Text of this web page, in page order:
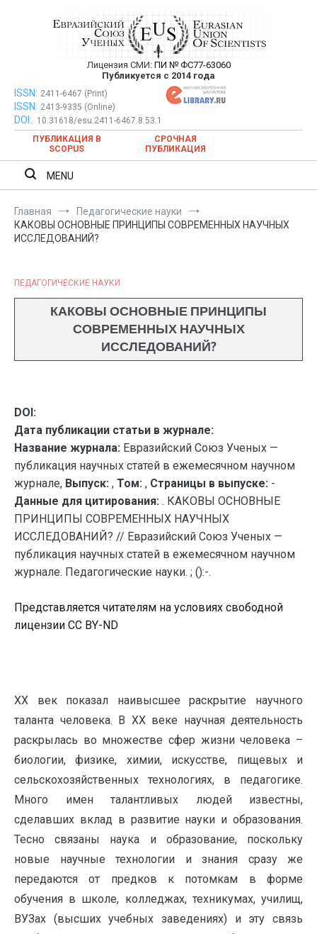
Евразийский Союз Ученых —
публикация научных статей в
ежемесячном научном журнале
Лицензия СМИ: ПИ № ФС77-63060
Публикуется с 2014 года
Евразийский Союз Ученых — публикация научных статей в
ежемесячном научном журнале
ISSN: 2411-6467 (Print)
ISSN: 2413-9335 (Online)
DOI:
10.31618/esu.2411-6467.8.53.1
ПУБЛИКАЦИЯ В
SCOPUS
СРОЧНАЯ
ПУБЛИКАЦИЯ
MENU
Главная
Педагогические науки
КАКОВЫ ОСНОВНЫЕ ПРИНЦИПЫ СОВРЕМЕННЫХ НАУЧНЫХ
ИССЛЕДОВАНИЙ?
ПЕДАГОГИЧЕСКИЕ НАУКИ
КАКОВЫ ОСНОВНЫЕ ПРИНЦИПЫ
СОВРЕМЕННЫХ НАУЧНЫХ
ИССЛЕДОВАНИЙ?
DOI:
Дата публикации статьи в журнале:
Название журнала: Евразийский Союз Ученых —
публикация научных статей в ежемесячном научном
журнале, Выпуск: , Том: , Страницы в выпуске: -
Данные для цитирования: . КАКОВЫ ОСНОВНЫЕ
ПРИНЦИПЫ СОВРЕМЕННЫХ НАУЧНЫХ
ИССЛЕДОВАНИЙ? // Евразийский Союз Ученых —
публикация научных статей в ежемесячном научном
журнале. Педагогические науки. ; ():-.
Представляется читателям на условиях свободной
лицензии CC BY-ND
XX век показал наивысшее раскрытие научного
таланта человека. В XX веке научная деятельность
раскрылась во множестве сфер жизни человека –
биологии, физике, химии, искусстве, пищевых и
сельскохозяйственных технологиях, в педагогике.
Много имен талантливых людей известны,
сделавших вклад в развитие науки и образования.
Тесно связаны наука и образование, поскольку
новые научные технологии и знания сразу же
передаются от предков к потомкам в форме
обучения в школе, колледжах, техникумах, училищ,
ВУЗах (высших учебных заведениях) и эту связь